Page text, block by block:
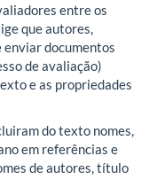
entre os
que autores,
documentos
de avaliação)
e as propriedades
do texto nomes,
em referências e
de autores, título